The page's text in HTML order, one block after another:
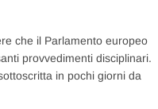
che il Parlamento europeo
provvedimenti disciplinari.
in pochi giorni da